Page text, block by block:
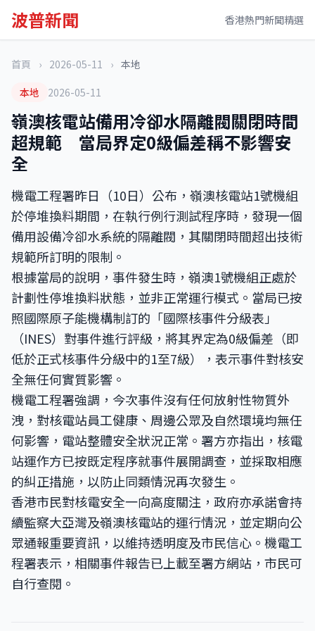
波普新聞 香港熱門新聞精選
首頁 › 2026-05-11 › 本地
本地
2026-05-11
嶺澳核電站備用冷卻水隔離閥關閉時間
超規範 當局界定0級偏差稱不影響安
全
機電工程署昨日（10日）公布，嶺澳核電站1號機組
於停堆換料期間，在執行例行測試程序時，發現一個
備用設備冷卻水系統的隔離閥，其關閉時間超出技術
規範所訂明的限制。
根據當局的說明，事件發生時，嶺澳1號機組正處於
計劃性停堆換料狀態，並非正常運行模式。當局已按
照國際原子能機構制訂的「國際核事件分級表」
（INES）對事件進行評級，將其界定為0級偏差（即
低於正式核事件分級中的1至7級），表示事件對核安
全無任何實質影響。
機電工程署強調，今次事件沒有任何放射性物質外
洩，對核電站員工健康、周邊公眾及自然環境均無任
何影響，電站整體安全狀況正常。署方亦指出，核電
站運作方已按既定程序就事件展開調查，並採取相應
的糾正措施，以防止同類情況再次發生。
香港市民對核電安全一向高度關注，政府亦承諾會持
續監察大亞灣及嶺澳核電站的運行情況，並定期向公
眾通報重要資訊，以維持透明度及市民信心。機電工
程署表示，相關事件報告已上載至署方網站，市民可
自行查閱。